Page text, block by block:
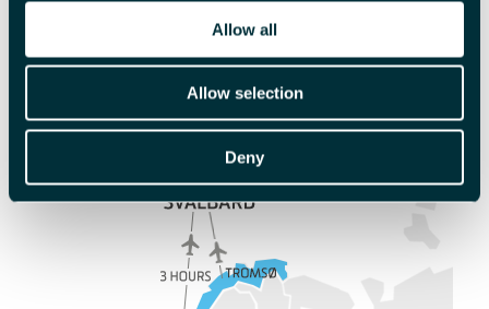
Allow all
Allow selection
Deny